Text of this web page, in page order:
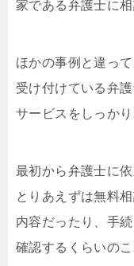
家である弁護士に
ほかの事例と違っ
受け付けている弁
サービスをしっか
最初から弁護士に
とりあえずは無料
内容だったり、手
確認するくらいの